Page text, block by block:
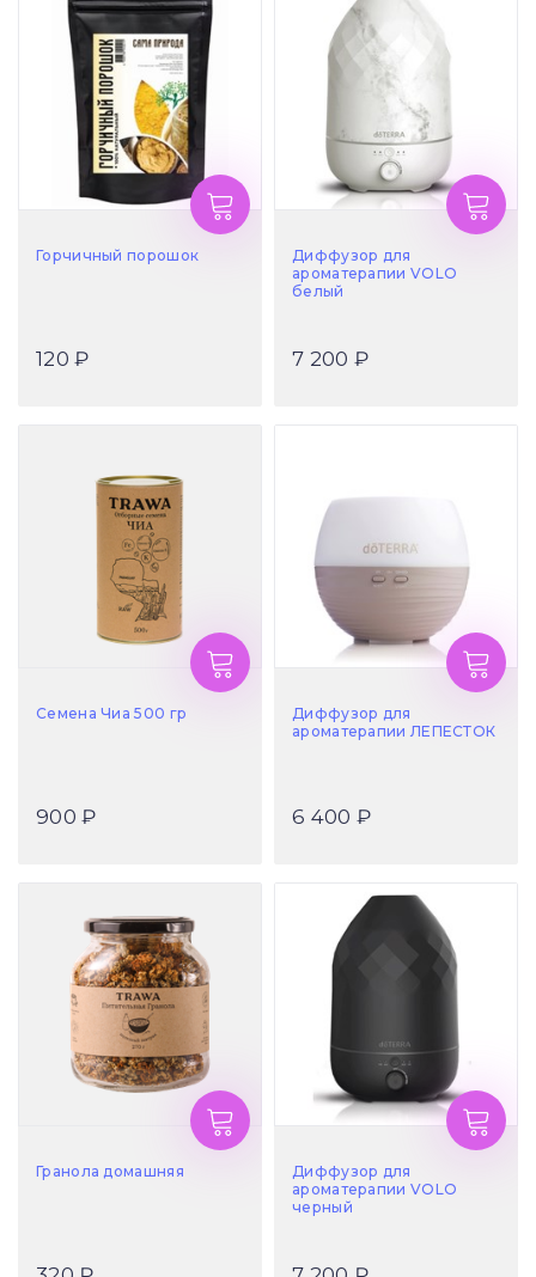
Горчичный порошок
120 ₽
Диффузор для
ароматерапии VOLO
белый
7 200 ₽
Семена Чиа 500 гр
900 ₽
Диффузор для
ароматерапии ЛЕПЕСТОК
6 400 ₽
Гранола домашняя
Диффузор для
ароматерапии VOLO
черный